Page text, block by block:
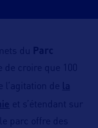
du
Parc
de croire que 100
l’agitation de la
et s’étendant sur
, le parc offre des